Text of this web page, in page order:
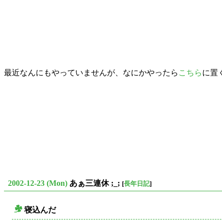
最近なんにもやっていませんが、なにかやったら こちらに置
2002-12-23 (Mon) あぁ三連休 ;_; [長年日記]
寝込んだ